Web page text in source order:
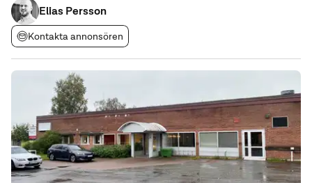
Elias Persson
Kontakta annonsören